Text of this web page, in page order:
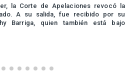
la Corte de Apelaciones revocó la
A su salida, fue recibido por su
Barriga, quien también está bajo